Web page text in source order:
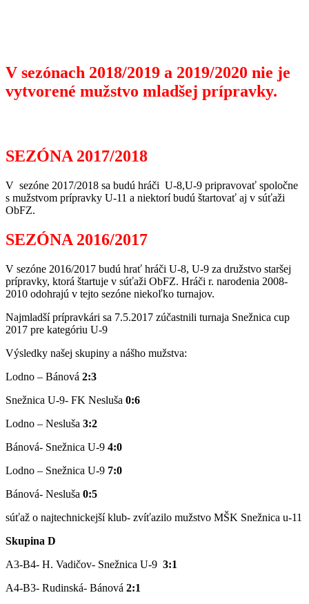
V sezónach 2018/2019 a 2019/2020 nie je
vytvorené mužstvo mladšej prípravky.
SEZÓNA 2017/2018
V sezóne 2017/2018 sa budú hráči U-8,U-9 pripravovať spoločne
s mužstvom prípravky U-11 a niektorí budú štartovať aj v súťaži
ObFZ.
SEZÓNA 2016/2017
V sezóne 2016/2017 budú hrať hráči U-8, U-9 za družstvo staršej
prípravky, ktorá štartuje v súťaži ObFZ. Hráči r. narodenia 2008-
2010 odohrajú v tejto sezóne niekoľko turnajov.
Najmladší prípravkári sa 7.5.2017 zúčastnili turnaja Snežnica cup
2017 pre kategóriu U-9
Výsledky našej skupiny a nášho mužstva:
Lodno – Bánová 2:3
Snežnica U-9- FK Nesluša 0:6
Lodno – Nesluša 3:2
Bánová- Snežnica U-9 4:0
Lodno – Snežnica U-9 7:0
Bánová- Nesluša 0:5
súťaž o najtechnickejší klub- zvíťazilo mužstvo MŠK Snežnica u-11
Skupina D
A3-B4- H. Vadičov- Snežnica U-9 3:1
A4-B3- Rudinská- Bánová 2:1